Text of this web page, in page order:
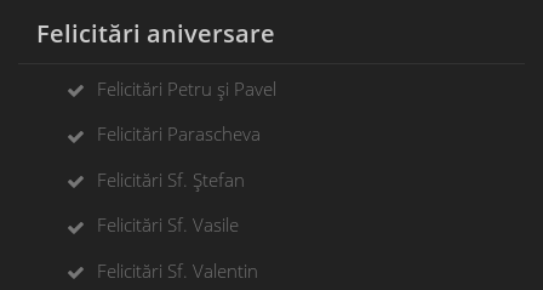
Felicitări aniversare
Felicitări Petru și Pavel
Felicitări Parascheva
Felicitări Sf. Ștefan
Felicitări Sf. Vasile
Felicitări Sf. Valentin